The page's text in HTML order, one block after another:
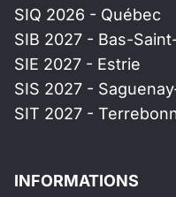
SIQ 2026 - Québec
SIB 2027 - Bas-
SIE 2027 - Estrie
SIS 2027 -
SIT 2027 -
INFORMATIONS